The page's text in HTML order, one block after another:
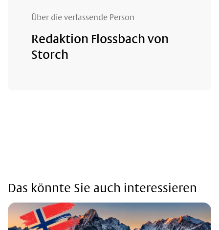
Über die verfassende Person
Redaktion Flossbach von
Storch
Das könnte Sie auch interessieren